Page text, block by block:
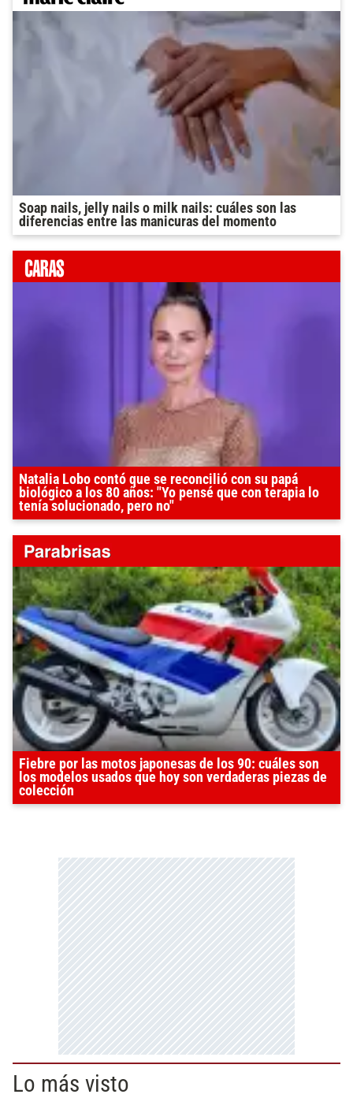
Soap nails, jelly nails o milk nails: cuáles son las
diferencias entre las manicuras del momento
Natalia Lobo contó que se reconcilió con su papá
biológico a los 80 años: "Yo pensé que con terapia lo
tenía solucionado, pero no"
Fiebre por las motos japonesas de los 90: cuáles son
los modelos usados que hoy son verdaderas piezas de
colección
Lo más visto